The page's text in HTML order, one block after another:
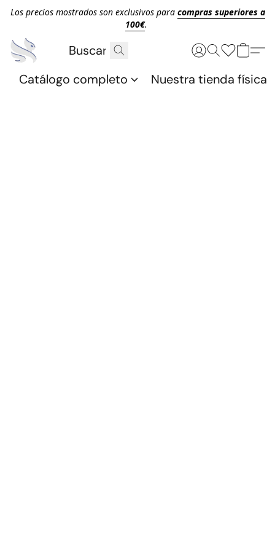
Los precios mostrados son exclusivos para compras superiores a
100€.
Catálogo completo Nuestra tienda física